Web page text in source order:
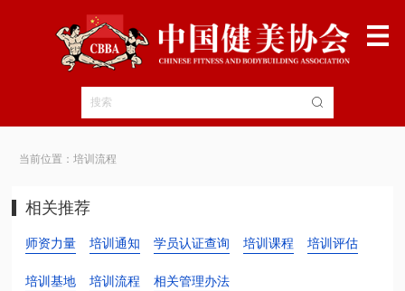
当前位置：培训流程
相关推荐
师资力量 培训通知 学员认证查询 培训课程 培训评估
培训基地 培训流程 相关管理办法